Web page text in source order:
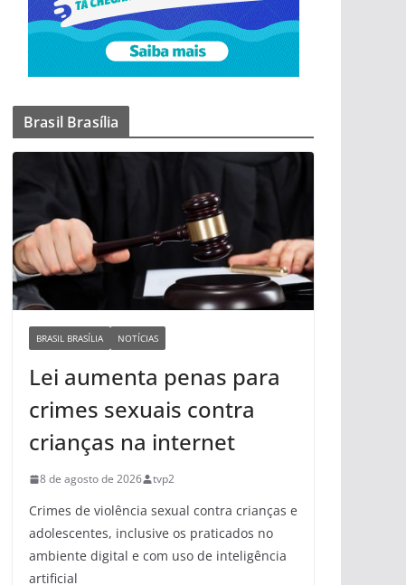
Brasil Brasília
BRASIL BRASÍLIA NOTÍCIAS
Lei aumenta penas para
crimes sexuais contra
crianças na internet
8 de agosto de 2026 tvp2
Crimes de violência sexual contra crianças e
adolescentes, inclusive os praticados no
ambiente digital e com uso de inteligência
artificial